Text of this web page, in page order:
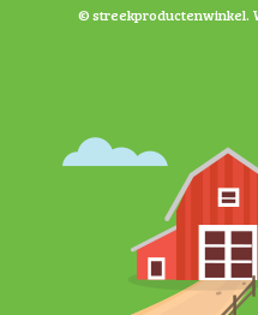
© streekproductenwinkel.